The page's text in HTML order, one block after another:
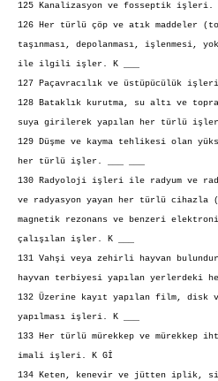
125 Kanalizasyon ve fosseptik işleri.
126 Her türlü çöp ve atık maddeler
taşınması, depolanması, işlenmesi,
ile ilgili işler. K ___
127 Paçavracılık ve üstüpücülük
128 Bataklık kurutma, su altı ve
suya girilerek yapılan her türlü işler.
129 Düşme ve kayma tehlikesi olan
her türlü işler. ___ ___
130 Radyoloji işleri ile radyum ve
ve radyasyon yayan her türlü cihazla
magnetik rezonans ve benzeri
çalışılan işler. K ___
131 Vahşi veya zehirli hayvan
hayvan terbiyesi yapılan yerlerdeki
132 Üzerine kayıt yapılan film, disk
yapılması işleri. K ___
133 Her türlü mürekkep ve mürekkep
imali işleri. K Gİ
134 Keten, kenevir ve jütten iplik,